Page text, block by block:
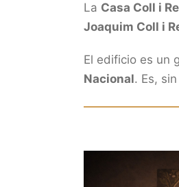
La Casa Coll i
Joaquim Coll i
El edificio es un
Nacional. Es,